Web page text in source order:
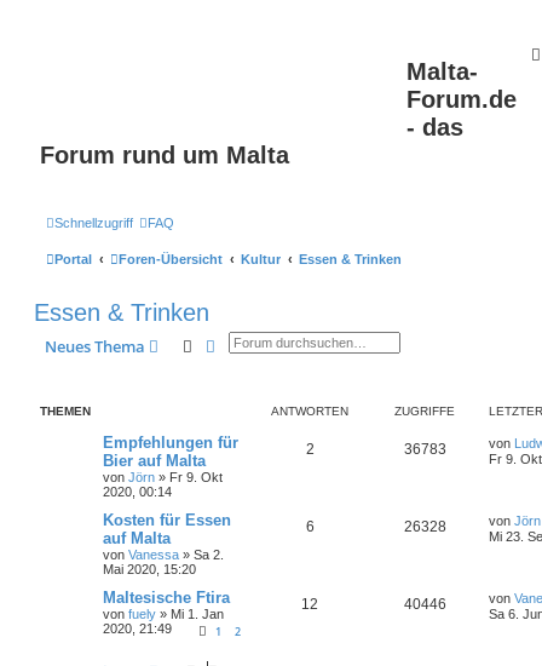
Malta-
Forum.de
- das
Forum rund um Malta
Schnellzugriff FAQ
Portal Foren-Übersicht Kultur Essen & Trinken
Essen & Trinken
Neues Thema SucheErweiterte Suche
THEMEN ANTWORTEN ZUGRIFFE
Empfehlungen für
Bier auf Malta
von Jörn » Fr 9. Okt
2020, 00:14
2 36783 von
Fr 9.
Kosten für Essen
auf Malta
von Vanessa » Sa 2.
Mai 2020, 15:20
6 26328 von Jörn
Mi 23.
Maltesische Ftira
von fuely » Mi 1. Jan
2020, 21:49
1 2
12 40446 von
Sa 6.